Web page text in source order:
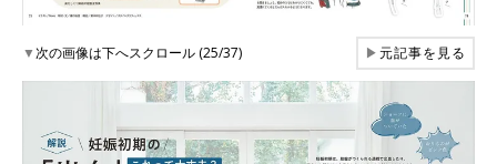
▼次の画像は下へスクロール (25/37) ▶元記事を見る